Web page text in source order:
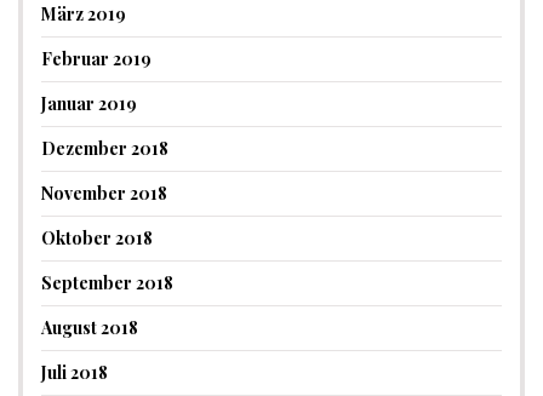
März 2019
Februar 2019
Januar 2019
Dezember 2018
November 2018
Oktober 2018
September 2018
August 2018
Juli 2018